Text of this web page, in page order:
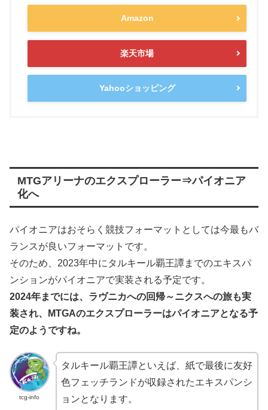
Amazon
楽天市場
Yahooショッピング
MTGアリーナのエクスプローラー⇒パイオニア
化へ
パイオニアはおそらく競技フォーマットとしては今最もバ
ランスが良いフォーマットです。
そのため、2023年中にタルキール覇王譚までのエキスパ
ンションがパイオニアで実装される予定です。
2024年までには、ラヴニカへの回帰～ニクスへの旅も実
装され、MTGAのエクスプローラーはパイオニアとなる予
定のようですね。
tcg-info
タルキール覇王譚といえば、紙で最後に友好
色フェッチランドが収録されたエキスパンシ
ョンとなります。